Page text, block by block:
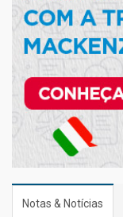
Notas & Notícias